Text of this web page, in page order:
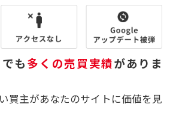
も多くの売買実績がありま
買主があなたのサイトに価値を見